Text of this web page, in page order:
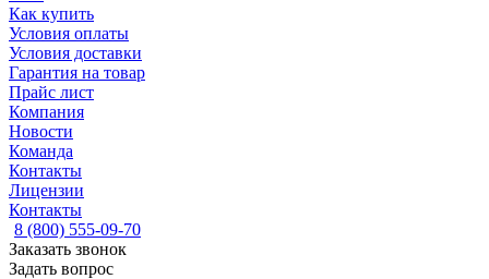
Как купить
Условия оплаты
Условия доставки
Гарантия на товар
Прайс лист
Компания
Новости
Команда
Контакты
Лицензии
Контакты
8 (800) 555-09-70
Заказать звонок
Задать вопрос